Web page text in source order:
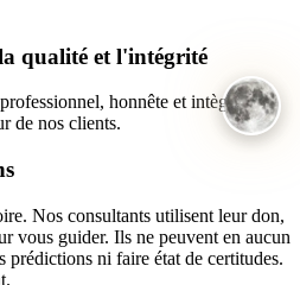
qualité et l'intégrité
honnête et intègre,
de nos clients.
Nos consultants utilisent leur don,
vous guider. Ils ne peuvent en aucun
prédictions ni faire état de certitudes.